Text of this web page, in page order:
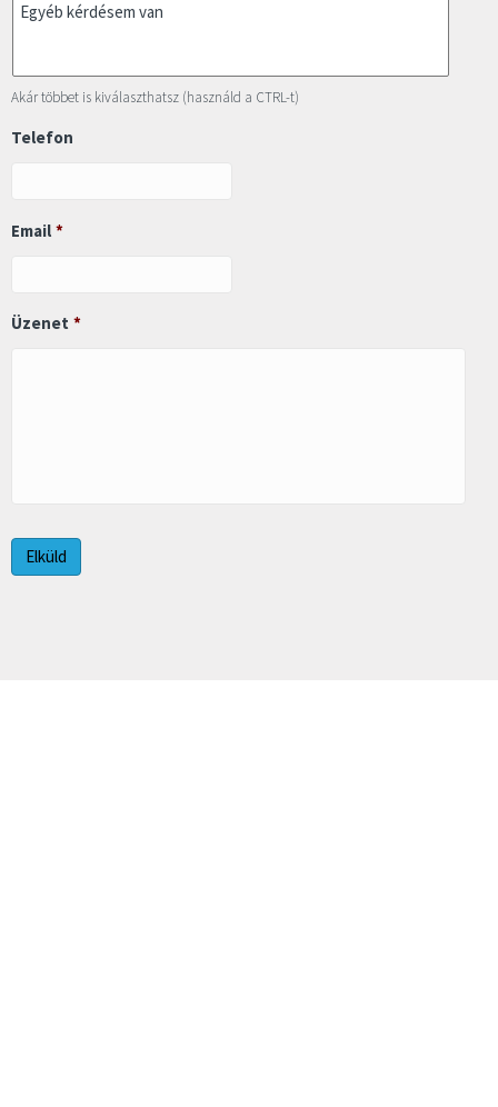
Akár többet is kiválaszthatsz (használd a CTRL-t)
Telefon
Email *
Üzenet *